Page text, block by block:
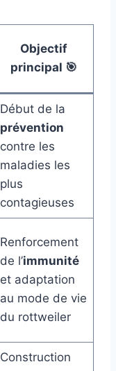
Objectif
principal 🎯
Début de la
prévention
contre les
maladies les
plus
contagieuses
Renforcement
de l’immunité
et adaptation
au mode de vie
du rottweiler
Construction